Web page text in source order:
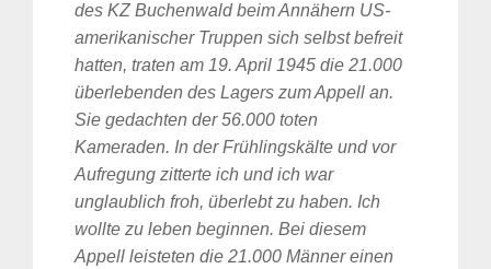
des KZ Buchenwald beim Annähern US-
amerikanischer Truppen sich selbst befreit
hatten, traten am 19. April 1945 die 21.000
überlebenden des Lagers zum Appell an.
Sie gedachten der 56.000 toten
Kameraden. In der Frühlingskälte und vor
Aufregung zitterte ich und ich war
unglaublich froh, überlebt zu haben. Ich
wollte zu leben beginnen. Bei diesem
Appell leisteten die 21.000 Männer einen